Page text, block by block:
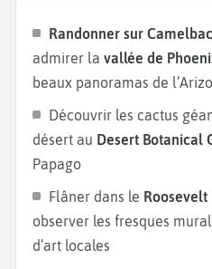
Randonner sur
admirer la vallée de
beaux panoramas de
Découvrir les cactus
désert au Desert Botanical
Papago
Flâner dans le Roosevelt
observer les fresques
d’art locales